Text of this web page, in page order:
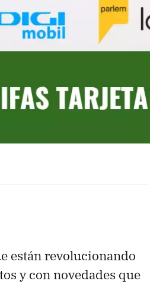
están revolucionando
y con novedades que